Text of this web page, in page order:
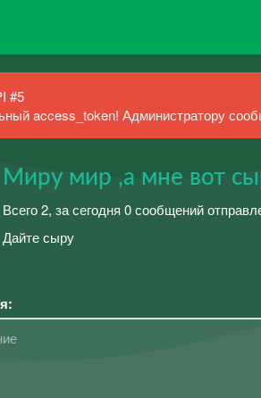
#5
access_token! Администратору
Миру мир ,а мне вот
Всего 2, за сегодня 0 сообщений
Дайте сыру